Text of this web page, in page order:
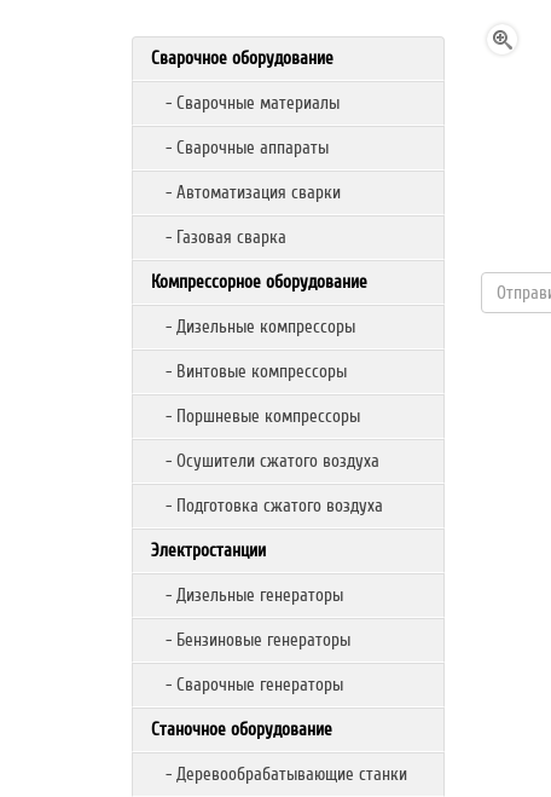
Сварочное оборудование
- Сварочные материалы
- Сварочные аппараты
- Автоматизация сварки
- Газовая сварка
Компрессорное оборудование
- Дизельные компрессоры
- Винтовые компрессоры
- Поршневые компрессоры
- Осушители сжатого воздуха
- Подготовка сжатого воздуха
Электростанции
- Дизельные генераторы
- Бензиновые генераторы
- Сварочные генераторы
Станочное оборудование
- Деревообрабатывающие станки